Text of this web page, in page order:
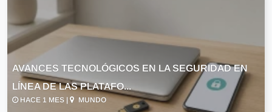
AVANCES TECNOLÓGICOS EN LA SEGURIDAD EN
LÍNEA DE LAS PLATAFO...
HACE 1 MES | MUNDO